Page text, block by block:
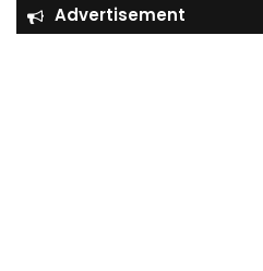
Advertisement